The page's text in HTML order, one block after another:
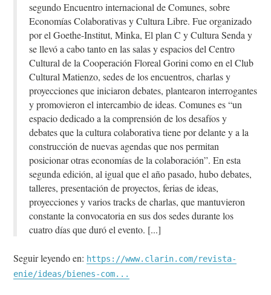
segundo Encuentro internacional de Comunes, sobre
Economías Colaborativas y Cultura Libre. Fue organizado
por el Goethe-Institut, Minka, El plan C y Cultura Senda y
se llevó a cabo tanto en las salas y espacios del Centro
Cultural de la Cooperación Floreal Gorini como en el Club
Cultural Matienzo, sedes de los encuentros, charlas y
proyecciones que iniciaron debates, plantearon interrogantes
y promovieron el intercambio de ideas. Comunes es “un
espacio dedicado a la comprensión de los desafíos y
debates que la cultura colaborativa tiene por delante y a la
construcción de nuevas agendas que nos permitan
posicionar otras economías de la colaboración”. En esta
segunda edición, al igual que el año pasado, hubo debates,
talleres, presentación de proyectos, ferias de ideas,
proyecciones y varios tracks de charlas, que mantuvieron
constante la convocatoria en sus dos sedes durante los
cuatro días que duró el evento.
Seguir leyendo en: https://www.clarin.com/revista-
enie/ideas/bienes-com...